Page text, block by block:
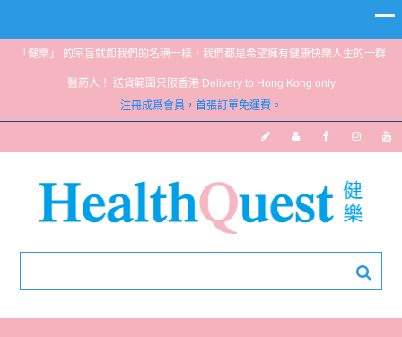
「健樂」 的宗旨就如我們的名稱一樣，我們都是希望擁有健康快樂人生的一群
醫葯人！ 送貨範圍只限香港 Delivery to Hong Kong only
注冊成爲會員，首張訂單免運費。